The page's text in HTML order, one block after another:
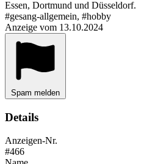
Essen, Dortmund und Düsseldorf.
#gesang-allgemein, #hobby
Anzeige vom 13.10.2024
Spam melden
Details
Anzeigen-Nr.
#466